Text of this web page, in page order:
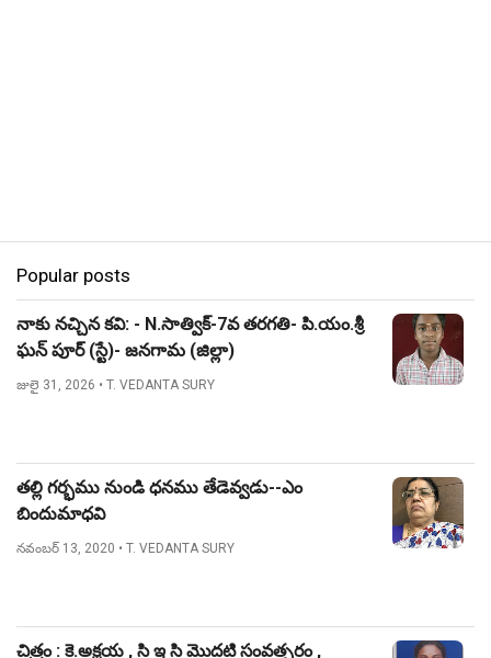
Popular posts
నాకు నచ్చిన కవి: - N.సాత్విక్-7వ తరగతి- పి.యం.శ్రీ
ఘన్ పూర్ (స్టే)- జనగామ (జిల్లా)
జులై 31, 2026 • T. VEDANTA SURY
తల్లి గర్భము నుండి ధనము తేడెవ్వడు--ఎం
బిందుమాధవి
నవంబర్ 13, 2020 • T. VEDANTA SURY
చిత్రం : కె.అక్షయ , సి ఇ సి మొదటి సంవత్సరం ,